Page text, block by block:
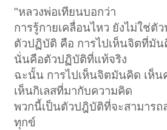
"หลวงพ่อเทียนบอกว่า
การรู้กายเคลื่อนไหว ยังไม่ใช่ตั
ตัวปฏิบัติ คือ การไปเห็นจิตที่มัน
นั่นคือตัวปฏิบัติที่แท้จริง
ฉะนั้น การไปเห็นจิตมันคิด เห็น
เห็นกิเลสที่มากับความคิด
พวกนี้เป็นตัวปฎิบัติที่จะสามารถ
ทุกข์